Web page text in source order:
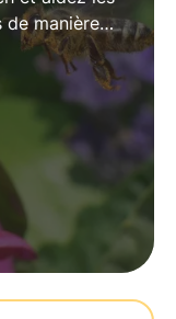
de manière
au service de